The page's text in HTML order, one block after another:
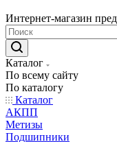
Интернет-магазин
Каталог
По всему сайту
По каталогу
Каталог
АКПП
Метизы
Подшипники